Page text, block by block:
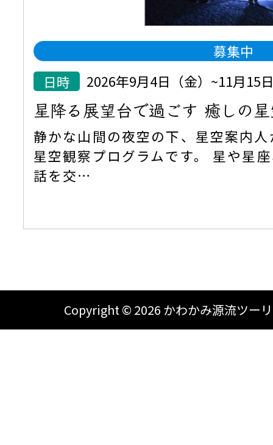
募集中
日時
2026年9月4日（金）~11月15
星降る展望台で過ごす 癒しの
静かな山間の夜空の下、星空案内
星空観察プログラムです。 星や星
話を交…
Copyright © 2026 かわかみ源流ツー